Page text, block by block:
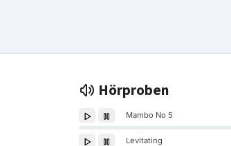
Hörproben
Mambo No 5
Levitating